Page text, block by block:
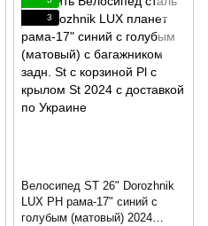
3
Велосипед ST 26" Dorozhnik
LUX PH рама-17" синий с
голубым (матовый) 2024